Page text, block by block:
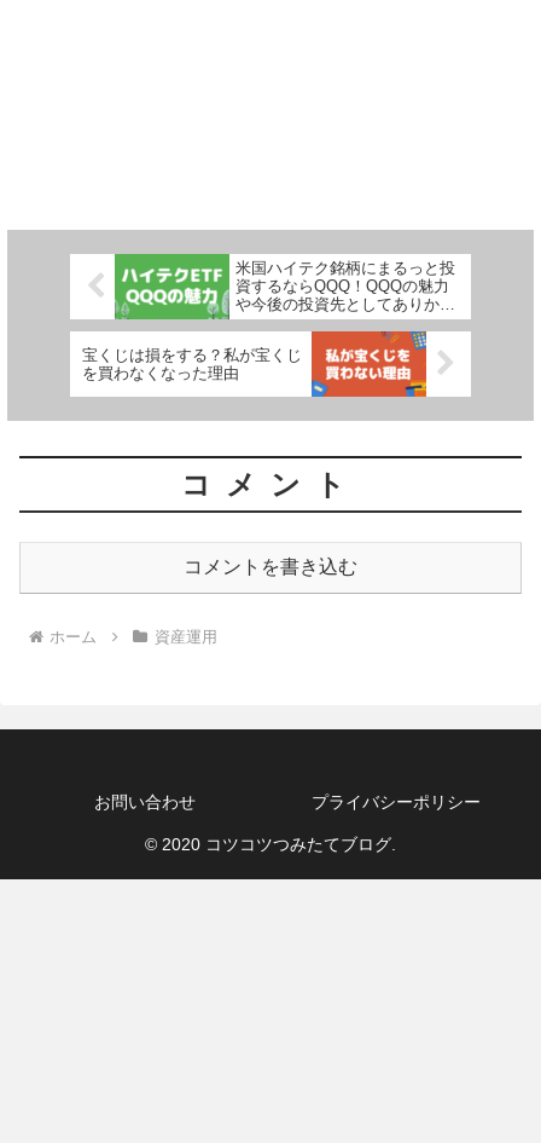
米国ハイテク銘柄にまるっと投
資するならQQQ！QQQの魅力
や今後の投資先としてありかを
検証
宝くじは損をする？私が宝くじ
を買わなくなった理由
コメント
コメントを書き込む
ホーム 資産運用
お問い合わせ プライバシーポリシー
© 2020 コツコツつみたてブログ.